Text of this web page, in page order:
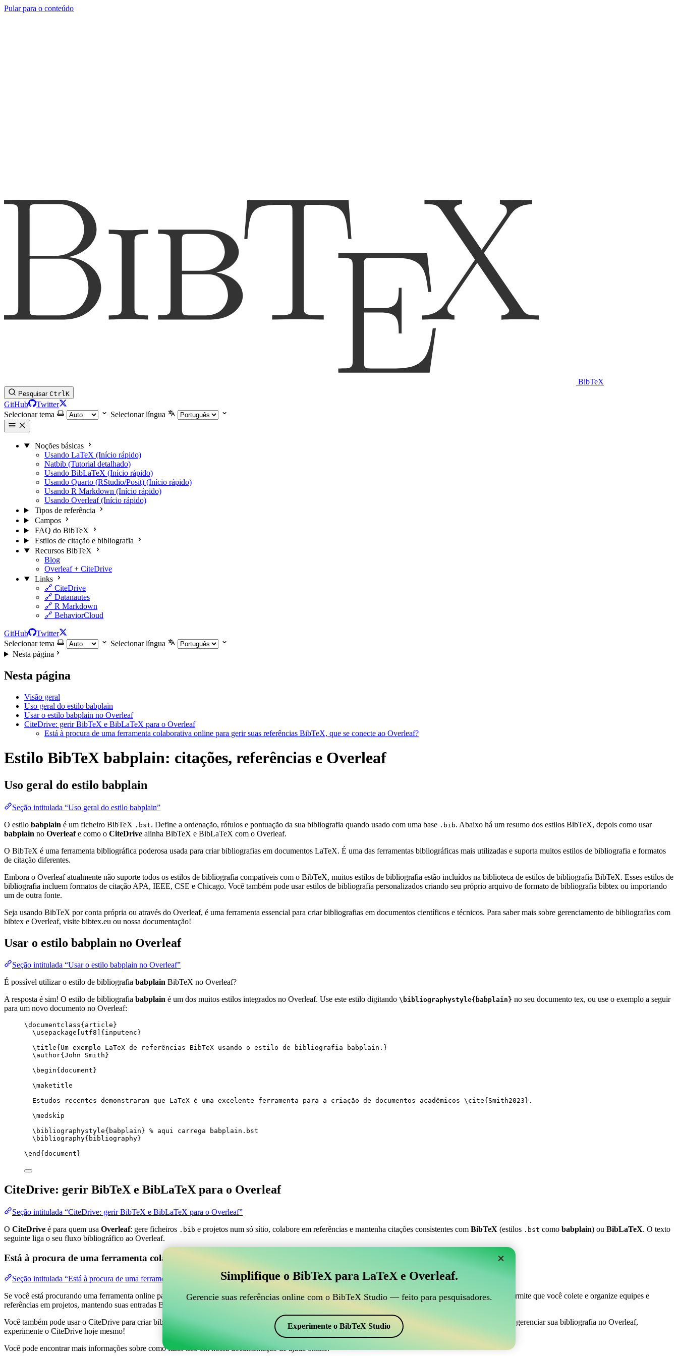
Pular para o conteúdo
BibTeX
Pesquisar CtrlK
GitHub
Twitter
Selecionar tema
Selecionar língua
Noções básicas
Usando LaTeX (Início rápido)
Natbib (Tutorial detalhado)
Usando BibLaTeX (Início rápido)
Usando Quarto (RStudio/Posit) (Início rápido)
Usando R Markdown (Início rápido)
Usando Overleaf (Início rápido)
Tipos de referência
Campos
FAQ do BibTeX
Estilos de citação e bibliografia
Recursos BibTeX
Blog
Overleaf + CiteDrive
Links
🔗 CiteDrive
🔗 Datanautes
🔗 R Markdown
🔗 BehaviorCloud
GitHub
Twitter
Selecionar tema
Selecionar língua
Nesta página
Nesta página
Visão geral
Uso geral do estilo babplain
Usar o estilo babplain no Overleaf
CiteDrive: gerir BibTeX e BibLaTeX para o Overleaf
Está à procura de uma ferramenta colaborativa online para gerir suas referências BibTeX, que se conecte ao Overleaf?
Estilo BibTeX babplain: citações, referências e Overleaf
Uso geral do estilo babplain
Seção intitulada “Uso geral do estilo babplain”
O estilo babplain é um ficheiro BibTeX .bst. Define a ordenação, rótulos e pontuação da sua bibliografia quando usado com uma base .bib. Abaixo há um resumo dos estilos BibTeX, depois como usar
babplain no Overleafe como o CiteDrive alinha BibTeX e BibLaTeX com o Overleaf.
O BibTeX é uma ferramenta bibliográfica poderosa usada para criar bibliografias em documentos LaTeX. É uma das ferramentas bibliográficas mais utilizadas e suporta muitos estilos de bibliografia e formatos
de citação diferentes.
Embora o Overleaf atualmente não suporte todos os estilos de bibliografia compatíveis com o BibTeX, muitos estilos de bibliografia estão incluídos na biblioteca de estilos de bibliografia BibTeX. Esses estilos de
bibliografia incluem formatos de citação APA, IEEE, CSE e Chicago. Você também pode usar estilos de bibliografia personalizados criando seu próprio arquivo de formato de bibliografia bibtex ou importando
um de outra fonte.
Seja usando BibTeX por conta própria ou através do Overleaf, é uma ferramenta essencial para criar bibliografias em documentos científicos e técnicos. Para saber mais sobre gerenciamento de bibliografias com
bibtex e Overleaf, visite bibtex.eu ou nossa documentação!
Usar o estilo babplain no Overleaf
Seção intitulada “Usar o estilo babplain no Overleaf”
É possível utilizar o estilo de bibliografia babplain BibTeX no Overleaf?
A resposta é sim! O estilo de bibliografia babplain é um dos muitos estilos integrados no Overleaf. Use este estilo digitando \bibliographystyle{babplain} no seu documento tex, ou use o exemplo a seguir
para um novo documento no Overleaf:
\documentclass{ article }
\usepackage
utf8 ]{ inputenc }
\title{Um exemplo LaTeX de referências BibTeX usando o estilo de bibliografia babplain.}
\author{John Smith}
\begin{ document }
\maketitle
Estudos recentes demonstraram que LaTeX é uma excelente ferramenta para a criação de documentos acadêmicos \cite{ Smith2023 }.
\medskip
\bibliographystyle{babplain} % aqui carrega babplain.bst
\bibliography{bibliography}
\end { document }
CiteDrive: gerir BibTeX e BibLaTeX para o Overleaf
Seção intitulada “CiteDrive: gerir BibTeX e BibLaTeX para o Overleaf”
O CiteDrive é para quem usa Overleaf: gere ficheiros .bib e projetos num só sítio, colabore em referências e mantenha citações consistentes com BibTeX (estilos .bst como babplain) ou BibLaTeX. O texto
seguinte liga o seu fluxo bibliográfico ao Overleaf.
Está à procura de uma ferramenta colaborativa online para gerir suas referências BibTeX, que se conecte ao Overleaf?
Seção intitulada “Está à procura de uma ferramenta colaborativa online para gerir suas referências BibTeX, que se conecte ao Overleaf?”
Se você está procurando uma ferramenta online para ajudar a gerenciar suas referências, citações e bibliografia no Overleaf, o CiteDrive pode ser perfeito! Ele permite que você colete e organize equipes e
referências em projetos, mantendo suas entradas BibTeX atualizadas em seu projeto Overleaf.
Você também pode usar o CiteDrive para criar bibliografias e citações em vários estilos, incluindo babplain. Então, se você está procurando uma maneira fácil de gerenciar sua bibliografia no Overleaf,
experimente o CiteDrive hoje mesmo!
Você pode encontrar mais informações sobre como fazer isso em nossa documentação de ajuda online.
×
Simplifique o BibTeX para LaTeX e Overleaf.
Gerencie suas referências online com o BibTeX Studio — feito para pesquisadores.
Experimente o BibTeX Studio